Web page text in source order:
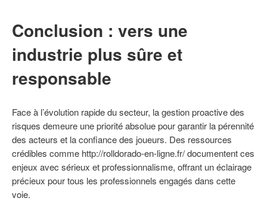
Conclusion : vers une
industrie plus sûre et
responsable
Face à l’évolution rapide du secteur, la gestion proactive des
risques demeure une priorité absolue pour garantir la pérennité
des acteurs et la confiance des joueurs. Des ressources
crédibles comme http://rolldorado-en-ligne.fr/ documentent ces
enjeux avec sérieux et professionnalisme, offrant un éclairage
précieux pour tous les professionnels engagés dans cette
voie.